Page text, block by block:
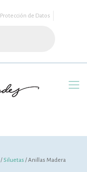
Protección de Datos
/ Siluetas / Anillas Madera